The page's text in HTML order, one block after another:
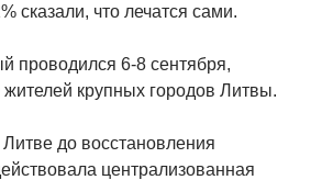
сказали, что лечатся сами.
проводился 6-8 сентября,
жителей крупных городов Литвы.
до восстановления
централизованная